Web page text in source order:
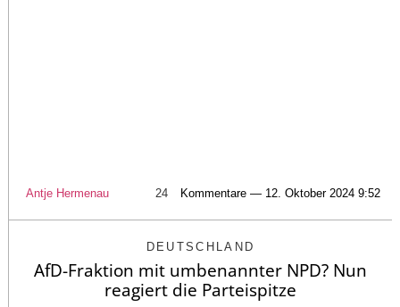
Antje Hermenau 24 Kommentare — 12. Oktober 2024 9:52
DEUTSCHLAND
AfD-Fraktion mit umbenannter NPD? Nun
reagiert die Parteispitze